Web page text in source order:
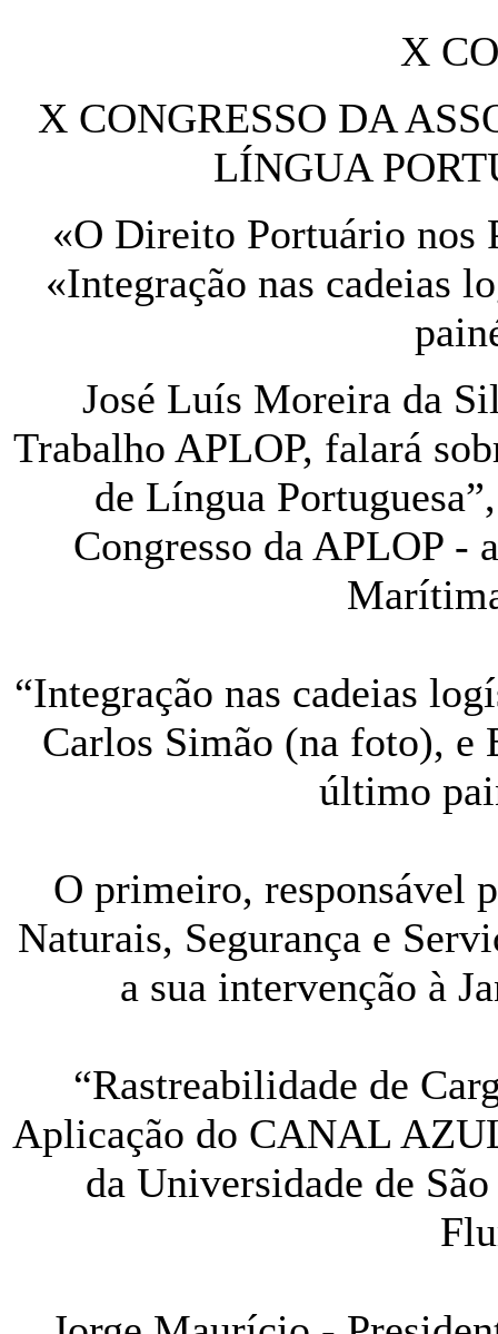
X
X CONGRESSO DA
LÍNGUA
«O Direito Portuário nos
«Integração nas cadeias
José Luís Moreira da
Trabalho APLOP, falará
de Língua
Congresso da APLOP -
“Integração nas cadeias
Carlos Simão (na foto), e
último
O primeiro, responsável
Naturais, Segurança e
a sua intervenção à
“Rastreabilidade de
Aplicação do CANAL
da Universidade de